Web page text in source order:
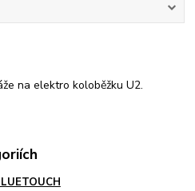
na elektro koloběžku U2.